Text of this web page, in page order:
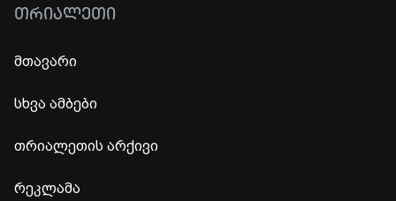
ᲗᲠᲘᲐᲚᲔᲗᲘ
მთავარი
სხვა ამბები
თრიალეთის არქივი
რეკლამა